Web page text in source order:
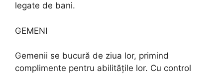
legate de bani.
GEMENI
Gemenii se bucură de ziua lor, primind
complimente pentru abilitățile lor. Cu control